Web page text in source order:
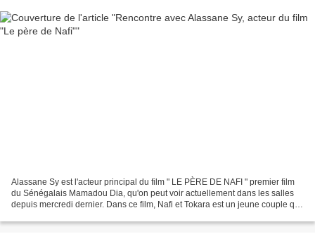
Alassane Sy est l'acteur principal du film " LE PÈRE DE NAFI " premier film
du Sénégalais Mamadou Dia, qu'on peut voir actuellement dans les salles
depuis mercredi dernier. Dans ce film, Nafi et Tokara est un jeune couple qui